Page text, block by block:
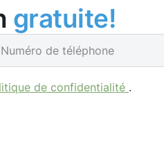
gratuite!
de confidentialité .